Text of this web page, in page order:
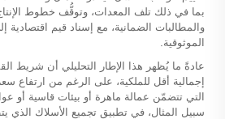
بما في ذلك تلف المعدات، وتوقُّف خطوط
والمطالبات الضمانية، مع إسناد قيم اقتصادية
الموثوقية.
عادةً ما يُظهر هذا الإطار التحليلي أن شريط
إجمالية أقل للملكية، على الرغم من ارتفاع
التي تتضمّن عمالة ماهرة أو بيئات قاسية